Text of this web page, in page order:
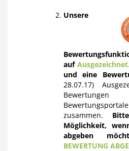
Unsere
auf
und eine
28.07.17)
zusammen.
Möglichkeit,
abgeben
BEWERTUNG